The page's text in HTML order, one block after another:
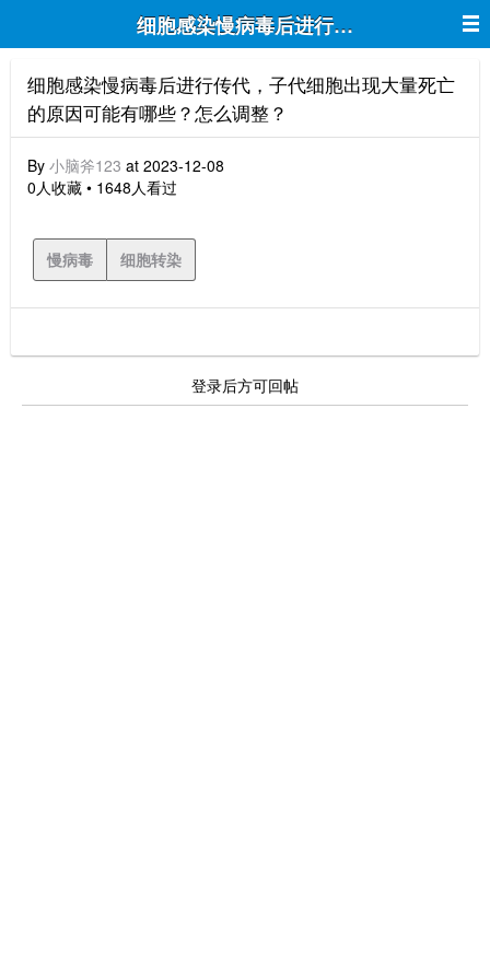
细胞感染慢病毒后进行传代，子代细胞
细胞感染慢病毒后进行传代，子代细胞出现大量死亡
的原因可能有哪些？怎么调整？
By 小脑斧123 at 2023-12-08
0人收藏 • 1648人看过
慢病毒 细胞转染
登录后方可回帖